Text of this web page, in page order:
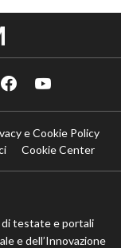
e Cookie Policy
Cookie Center
di testate e portali
e dell’Innovazione